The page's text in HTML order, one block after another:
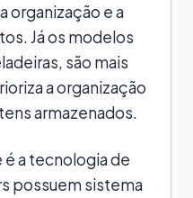
organização e a
Já os modelos
são mais
a organização
armazenados.
a tecnologia de
possuem sistema